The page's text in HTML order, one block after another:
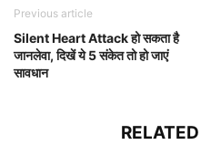
Previous article
Silent Heart Attack हो सकता है
जानलेवा, दिखें ये 5 संकेत तो हो जाएं
सावधान